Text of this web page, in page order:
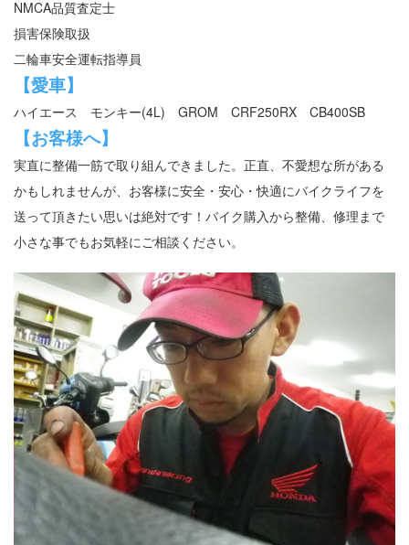
NMCA品質査定士
損害保険取扱
二輪車安全運転指導員
【愛車】
ハイエース モンキー(4L) GROM CRF250RX CB400SB
【お客様へ】
実直に整備一筋で取り組んできました。正直、不愛想な所がある
かもしれませんが、お客様に安全・安心・快適にバイクライフを
送って頂きたい思いは絶対です！バイク購入から整備、修理まで
小さな事でもお気軽にご相談ください。